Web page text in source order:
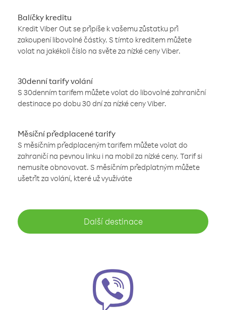
Balíčky kreditu
Kredit Viber Out se připíše k vašemu zůstatku při
zakoupení libovolné částky. S tímto kreditem můžete
volat na jakékoli číslo na světe za nízké ceny Viber.
30denní tarify volání
S 30denním tarifem můžete volat do libovolné zahraniční
destinace po dobu 30 dní za nízké ceny Viber.
Měsíční předplacené tarify
S měsíčním předplaceným tarifem můžete volat do
zahraničí na pevnou linku i na mobil za nízké ceny. Tarif si
nemusíte obnovovat. S měsíčním předplatným můžete
ušetřit za volání, které už využíváte
Další destinace